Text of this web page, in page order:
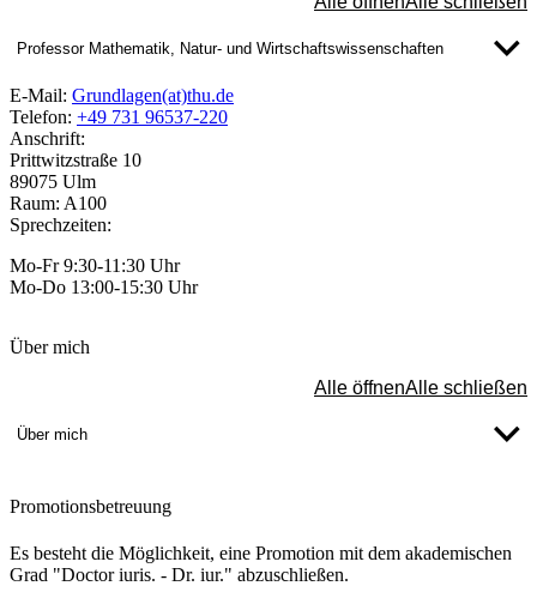
Professor Mathematik, Natur- und Wirtschaftswissenschaften
E-Mail: Grundlagen(at)thu.de
Telefon: +49 731 96537-220
Anschrift:
Prittwitzstraße 10
89075 Ulm
Raum: A100
Sprechzeiten:
Mo-Fr 9:30-11:30 Uhr
Mo-Do 13:00-15:30 Uhr
Über mich
Alle öffnenAlle schließen
Über mich
Promotionsbetreuung
Es besteht die Möglichkeit, eine Promotion mit dem akademischen
Grad "Doctor iuris. - Dr. iur." abzuschließen.